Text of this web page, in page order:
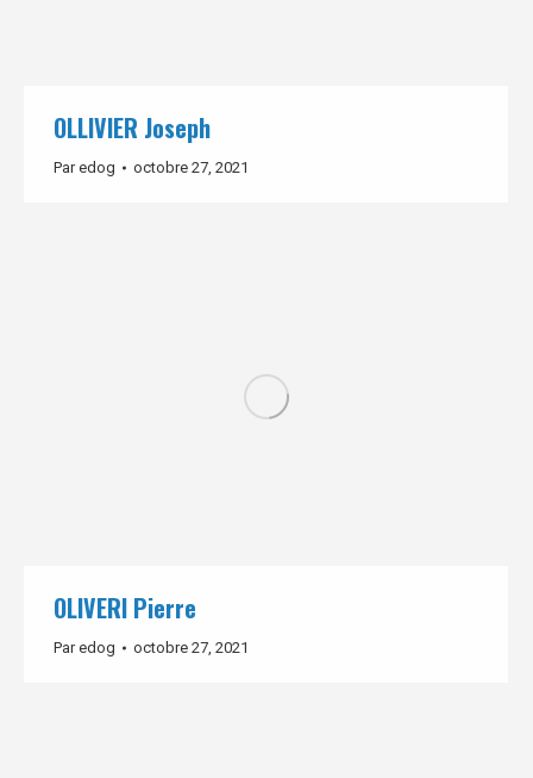
OLLIVIER Joseph
Paredog octobre 27, 2021
OLIVERI Pierre
Paredog octobre 27, 2021